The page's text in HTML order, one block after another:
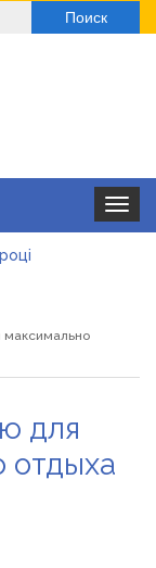
Toggle
шкіри від
максимально
для
отдыха